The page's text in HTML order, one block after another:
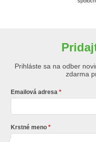
Prihláste sa na odber
zdarma
Emailová adresa
Krstné meno